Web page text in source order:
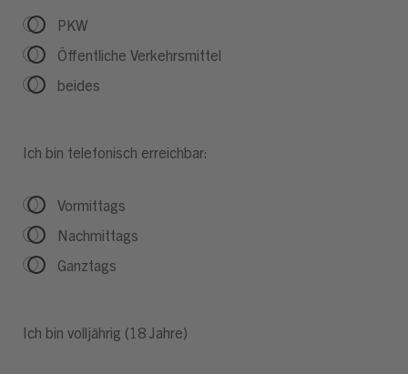
PKW
Öffentliche Verkehrsmittel
beides
Ich bin telefonisch erreichbar:
Vormittags
Nachmittags
Ganztags
Ich bin volljährig (18 Jahre)